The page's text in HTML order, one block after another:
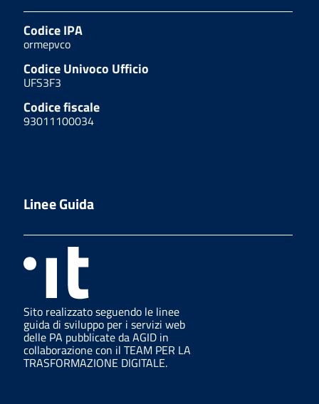
Codice IPA
ormepvco
Codice Univoco Ufficio
UFS3F3
Codice fiscale
93011100034
Linee Guida
Sito realizzato seguendo le linee
guida di sviluppo per i servizi web
delle PA pubblicate da AGID in
collaborazione con il TEAM PER LA
TRASFORMAZIONE DIGITALE.